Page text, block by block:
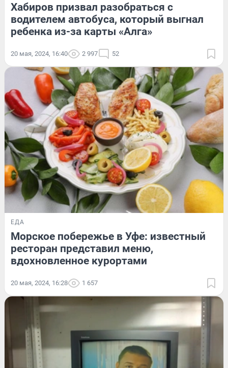
Хабиров призвал разобраться с
водителем автобуса, который выгнал
ребенка из-за карты «Алга»
20 мая, 2024, 16:40 2 997 52
ЕДА
Морское побережье в Уфе: известный
ресторан представил меню,
вдохновленное курортами
20 мая, 2024, 16:28 1 657